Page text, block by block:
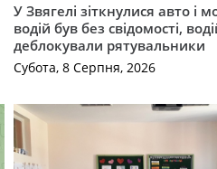
У Звягелі зіткнулися авто і
водій був без свідомості,
деблокували рятувальники
Субота, 8 Серпня, 2026